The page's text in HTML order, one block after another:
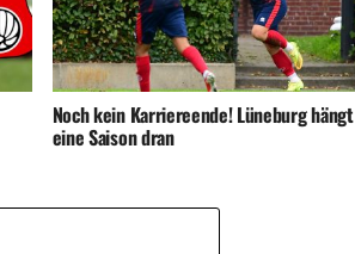
Noch kein Karriereende! Lüneburg hängt
eine Saison dran